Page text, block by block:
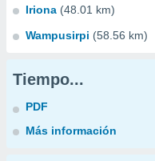
Iriona (48.01 km)
Wampusirpi (58.56 km)
Tiempo...
PDF
Más información